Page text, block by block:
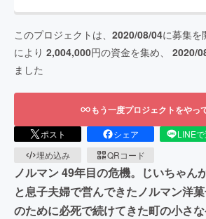
このプロジェクトは、 2020/08/04に募集を
により 2,004,000円の資金を集め、 2020/
ました
もう一度プロジェクトをやっ
ポスト シェア LINE
埋め込み
QRコード
ノルマン 49年目の危機。じいちゃん
と息子夫婦で営んできたノルマン洋
のために必死で続けてきた町の小さ